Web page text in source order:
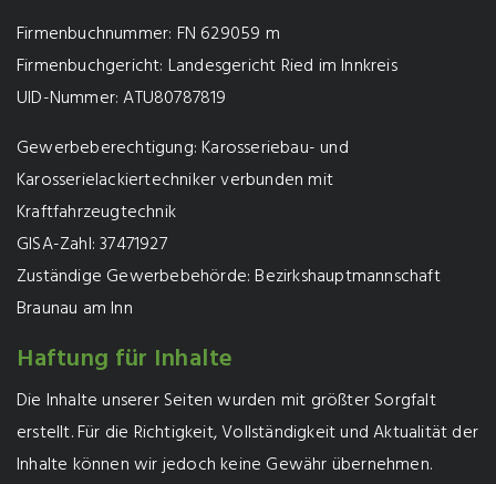
Firmenbuchnummer: FN 629059 m
Firmenbuchgericht: Landesgericht Ried im Innkreis
UID-Nummer: ATU80787819
Gewerbeberechtigung: Karosseriebau- und
Karosserielackiertechniker verbunden mit
Kraftfahrzeugtechnik
GISA-Zahl: 37471927
Zuständige Gewerbebehörde: Bezirkshauptmannschaft
Braunau am Inn
Haftung für Inhalte
Die Inhalte unserer Seiten wurden mit größter Sorgfalt
erstellt. Für die Richtigkeit, Vollständigkeit und Aktualität der
Inhalte können wir jedoch keine Gewähr übernehmen.